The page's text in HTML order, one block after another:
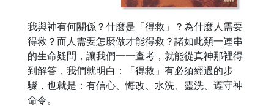
我與神有何關係？什麼是「得救」？為什麼人需要
得救？而人需要怎麼做才能得救？諸如此類一連串
的生命疑問，讓我們一一查考，就能從真神那裡得
到解答，我們就明白：「得救」有必須經過的步
驟，也就是：有信心、悔改、水洗、靈洗、遵守神
命令。